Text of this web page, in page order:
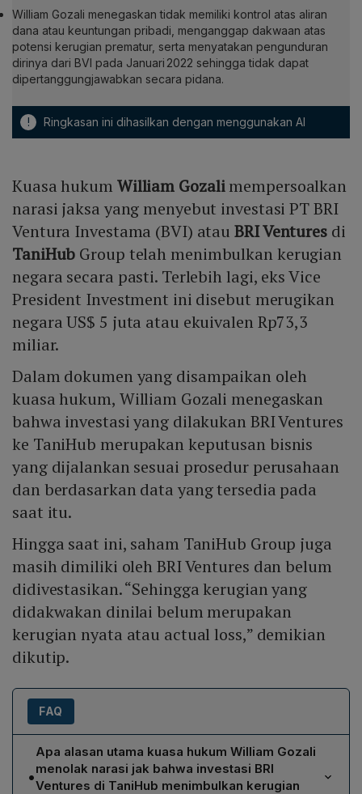
William Gozali menegaskan tidak memiliki kontrol atas aliran
dana atau keuntungan pribadi, menganggap dakwaan atas
potensi kerugian prematur, serta menyatakan pengunduran
dirinya dari BVI pada Januari 2022 sehingga tidak dapat
dipertanggungjawabkan secara pidana.
! Ringkasan ini dihasilkan dengan menggunakan AI
Kuasa hukum William Gozalimempersoalkan
narasi jaksa yang menyebut investasi PT BRI
Ventura Investama (BVI) atauBRI Venturesdi
TaniHub Group telah menimbulkan kerugian
negara secara pasti. Terlebih lagi, eks Vice
President Investment ini disebut merugikan
negara US$ 5 juta atau ekuivalen Rp73,3
miliar.
Dalam dokumen yang disampaikan oleh
kuasa hukum, William Gozali menegaskan
bahwa investasi yang dilakukan BRI Ventures
ke TaniHub merupakan keputusan bisnis
yang dijalankan sesuai prosedur perusahaan
dan berdasarkan data yang tersedia pada
saat itu.
Hingga saat ini, saham TaniHub Group juga
masih dimiliki oleh BRI Ventures dan belum
didivestasikan. “Sehingga kerugian yang
didakwakan dinilai belum merupakan
kerugian nyata atau actual loss,” demikian
dikutip.
FAQ
•
Apa alasan utama kuasa hukum William Gozali
menolak narasi jak bahwa investasi BRI
Ventures di TaniHub menimbulkan kerugian